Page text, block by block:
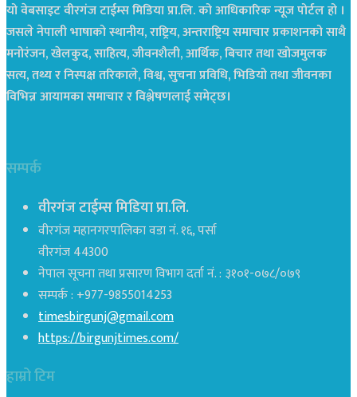
यो वेबसाइट वीरगंज टाईम्स मिडिया प्रा.लि. को आधिकारिक न्यूज पोर्टल हो ।
जसले नेपाली भाषाको स्थानीय, राष्ट्रिय, अन्तराष्ट्रिय समाचार प्रकाशनको साथै
मनोरंजन, खेलकुद, साहित्य, जीवनशैली, आर्थिक, बिचार तथा खोजमुलक
सत्य, तथ्य र निस्पक्ष तरिकाले, विश्व, सुचना प्रविधि, भिडियो तथा जीवनका
विभिन्न आयामका समाचार र विश्लेषणलाई समेट्छ।
सम्पर्क
वीरगंज टाईम्स मिडिया प्रा.लि.
वीरगंज महानगरपालिका वडा नं. १६, पर्सा
वीरगंज 44300
नेपाल सूचना तथा प्रसारण विभाग दर्ता नं. : ३१०१-०७८/०७९
सम्पर्क : +977-9855014253
timesbirgunj@gmail.com
https://birgunjtimes.com/
हाम्रो टिम